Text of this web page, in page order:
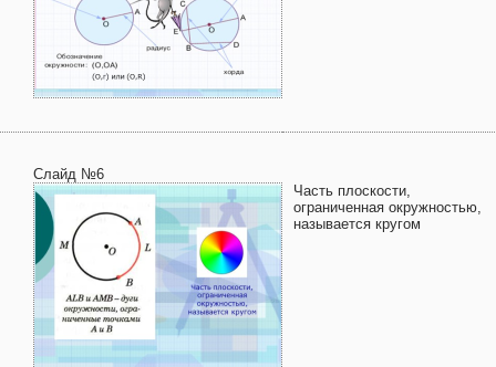
Слайд №6
Часть плоскости,
ограниченная окружностью,
называется кругом